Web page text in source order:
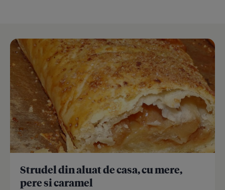
Strudel din aluat de casa, cu mere,
pere si caramel